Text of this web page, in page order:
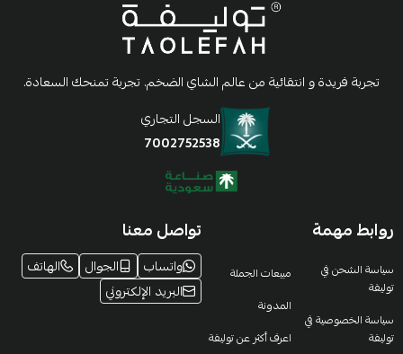
تجربة فريدة و انتقائية من عالم الشاي الضخم. تجربة تمنحك السعادة.
السجل التجاري
7002752538
روابط مهمة
سياسة الشحن في
توليفة
سياسة الخصوصية في
توليفة
مبيعات الجملة
المدونة
اعرف أكثر عن توليفة
تواصل معنا
واتساب الجوال
الهاتف
البريد الإلكتروني